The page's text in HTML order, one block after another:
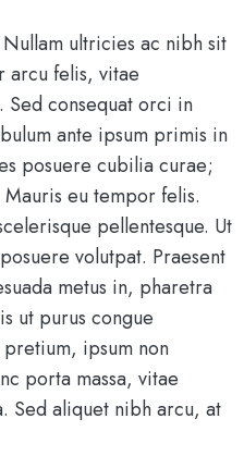
ultricies ac nibh sit
arcu felis, vitae
consequat orci in
ante ipsum primis in
posuere cubilia curae;
eu tempor felis.
pellentesque. Ut
volutpat. Praesent
metus in, pharetra
ut purus congue
pretium, ipsum non
porta massa, vitae
Sed aliquet nibh arcu, at